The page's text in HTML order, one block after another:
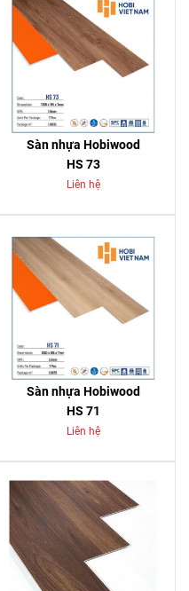
Sàn nhựa Hobiwood
HS 73
Liên hệ
Sàn nhựa Hobiwood
HS 71
Liên hệ